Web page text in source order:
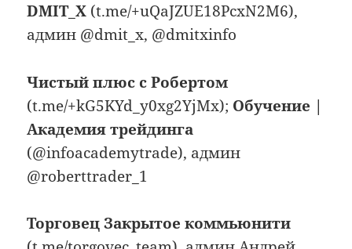
DMIT_X (t.me/+uQaJZUE18PcxN2M6),
админ @dmit_x, @dmitxinfo
Чистый плюс с Робертом
(t.me/+kG5KYd_y0xg2YjMx); Обучение |
Академия трейдинга
(@infoacademytrade), админ
@roberttrader_1
Торговец Закрытое коммьюнити